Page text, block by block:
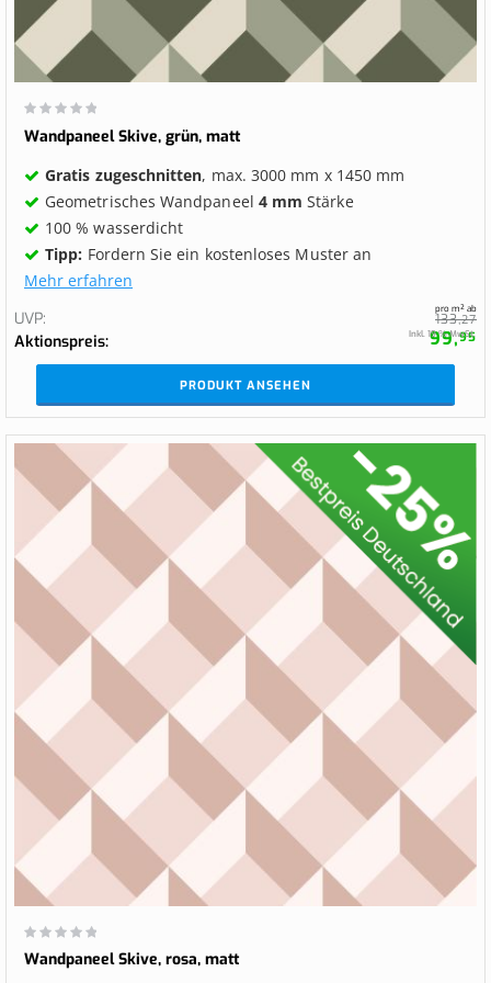
Wertung:
0%
Wandpaneel Skive, grün, matt
Gratis zugeschnitten, max. 3000 mm x 1450 mm
Geometrisches Wandpaneel 4 mm Stärke
100 % wasserdicht
Tipp: Fordern Sie ein kostenloses Muster an
Mehr erfahren
UVP
133,27
Aktionspreis
pro m² ab
99,95
Inkl. 19 % MwSt.
PRODUKT ANSEHEN
Wertung:
0%
Wandpaneel Skive, rosa, matt